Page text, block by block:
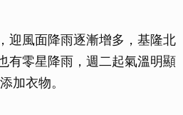
迎風面降雨逐漸增多，基隆北
有零星降雨，週二起氣溫明顯
加衣物。